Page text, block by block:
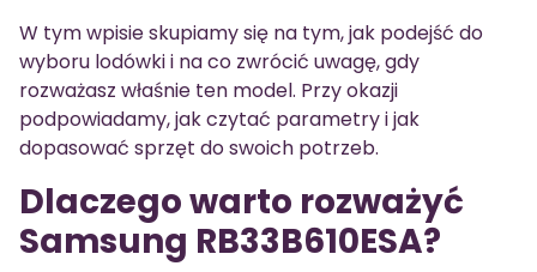
W tym wpisie skupiamy się na tym, jak podejść do
wyboru lodówki i na co zwrócić uwagę, gdy
rozważasz właśnie ten model. Przy okazji
podpowiadamy, jak czytać parametry i jak
dopasować sprzęt do swoich potrzeb.
Dlaczego warto rozważyć
Samsung RB33B610ESA?